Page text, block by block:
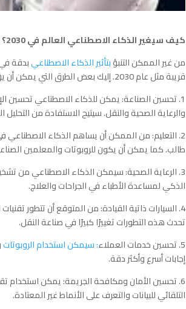
كيف سيغير الذكاء الاصطناعي العالم في 2030؟
من غير الممكن التنبؤبتأثير الذكاء الاصطناعيبدقة
قريبة مثل عام 2030. إليك بعض الطرق التي يمكن أن يؤثر فيها الذكاء الاصطناعي على العالم:
1. تحسين الصناعة: يمكن للذكاء الاصطناعي تحسين
والرعاية الصحية والنقل. سيتيح الاستفادة من التحليل
2. التعليم: من الممكن أن يساهم الذكاء
طالب. كما يمكن أن يكون للروبوتات والمعلمين
3. الرعاية الصحية: سيمكن الذكاء الاصطناعي من
الذكي لمساعدة الأطباء في الجراحات والعلاج.
4. السيارات ذاتية القيادة: من المتوقع أن تتطور
تحدث هذه التطورات تغييرًا كبيرًا في صناعة النقل.
5. تحسين خدمات العملاء
: سيمكن استخدام الروبوتات
إجابات أسرع وأكثر دقة.
6. تحسين الأمان ومكافحة الجريمة: يمكن استخدام
التلقائي للبيانات والتعرف على الأنماط غير المعتادة.